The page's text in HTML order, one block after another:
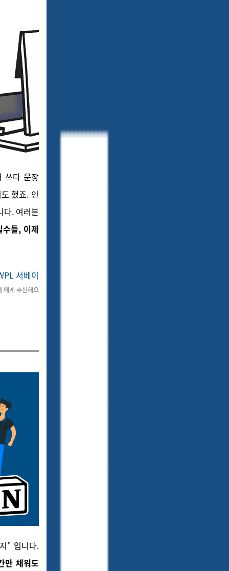
다 문장
했죠. 인
다. 여러분
수들, 이제
서베이
에게 추천해요
" 입니다.
만 채워도